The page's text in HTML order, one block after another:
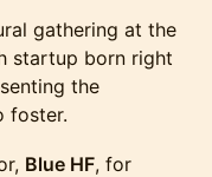
gathering at the
startup born right
the
foster.
Blue HF, for